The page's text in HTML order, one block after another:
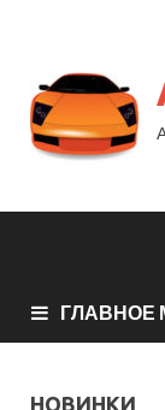
ГЛАВНОЕ
НОВИНКИ